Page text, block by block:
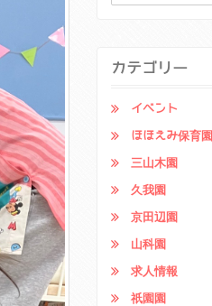
カテゴリー
イベント
ほほえみ保育園
三山木園
久我園
京田辺園
山科園
求人情報
祇園園